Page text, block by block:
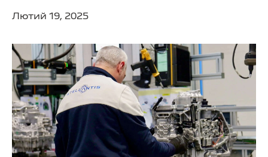
Лютий 19, 2025